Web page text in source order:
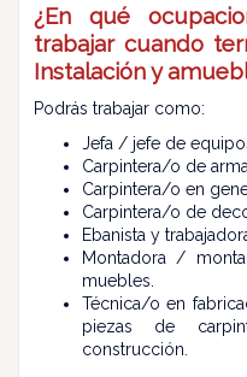
¿En qué
trabajar cuando
Instalación y
Podrás trabajar como:
Jefa / jefe de
Carpintera/o de
Carpintera/o en
Carpintera/o de
Ebanista y
Montadora /
muebles.
Técnica/o en
piezas de
construcción.